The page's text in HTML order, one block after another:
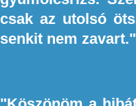
csak az utolsó
senkit nem zavart."